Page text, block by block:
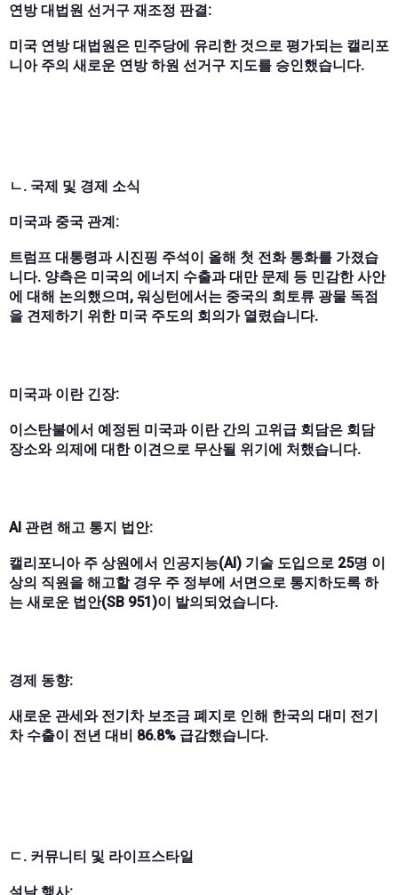
연방 대법원 선거구 재조정 판결:
미국 연방 대법원은 민주당에 유리한 것으로 평가되는 캘리포
니아 주의 새로운 연방 하원 선거구 지도를 승인했습니다.
ㄴ. 국제 및 경제 소식
미국과 중국 관계:
트럼프 대통령과 시진핑 주석이 올해 첫 전화 통화를 가졌습
니다. 양측은 미국의 에너지 수출과 대만 문제 등 민감한 사안
에 대해 논의했으며, 워싱턴에서는 중국의 희토류 광물 독점
을 견제하기 위한 미국 주도의 회의가 열렸습니다.
미국과 이란 긴장:
이스탄불에서 예정된 미국과 이란 간의 고위급 회담은 회담
장소와 의제에 대한 이견으로 무산될 위기에 처했습니다.
AI 관련 해고 통지 법안:
캘리포니아 주 상원에서 인공지능(AI) 기술 도입으로 25명 이
상의 직원을 해고할 경우 주 정부에 서면으로 통지하도록 하
는 새로운 법안(SB 951)이 발의되었습니다.
경제 동향:
새로운 관세와 전기차 보조금 폐지로 인해 한국의 대미 전기
차 수출이 전년 대비 86.8% 급감했습니다.
ㄷ. 커뮤니티 및 라이프스타일
설날 행사: